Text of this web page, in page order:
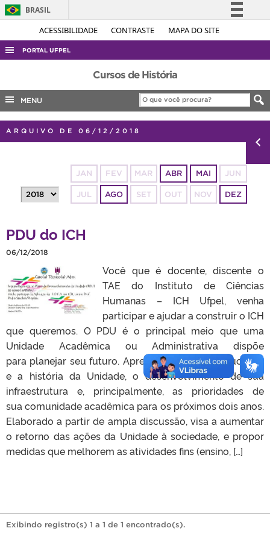
ACESSIBILIDADE CONTRASTE MAPA DO SITE
BRASIL
Simplifique!
Legislação
Canais
PORTAL UFPEL
ACESSO À INFORMAÇÃO
AUDITORIA
COBALTO
CONCURSOS
OUVIDORIA
TELEFONES
Cursos de História
MENU
ARQUIVO DE 06/12/2018
JAN FEV MAR ABR MAI JUN
JUL AGO SET OUT NOV DEZ
PDU do ICH
06/12/2018
Você que é docente, discente o
TAE do Instituto de Ciências
Humanas – ICH Ufpel, venha
participar e ajudar a construir o ICH
que queremos. O PDU é o principal meio que uma
Unidade Acadêmica ou Administrativa dispõe
para planejar seu futuro. Apresenta o perfil institucional
e a história da Unidade, o desenvolvimento de sua
infraestrutura e, principalmente, as prioridades de
sua comunidade acadêmica para os próximos dois anos.
Elaborado a partir de ampla discussão, visa a aumentar
o retorno das ações da Unidade à sociedade, e propor
medidas que melhorem as atividades fins (ensino, […]
Exibindo registro(s) 1 a 1 de 1 encontrado(s).